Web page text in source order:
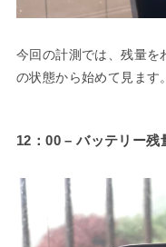
今回の計測では、残量を
の状態から始めて見ます。
12：00 – バッテリー残